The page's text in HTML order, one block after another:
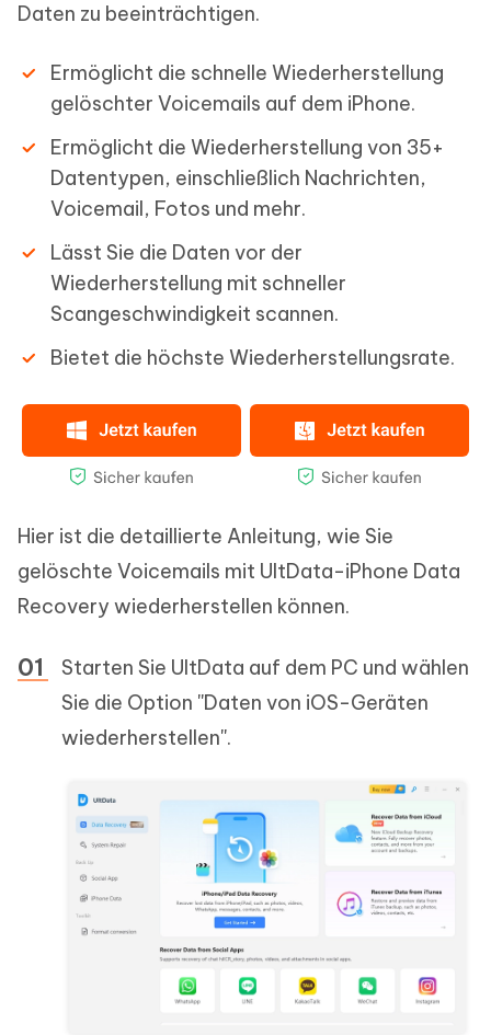
Daten zu beeinträchtigen.
Ermöglicht die schnelle Wiederherstellung
gelöschter Voicemails auf dem iPhone.
Ermöglicht die Wiederherstellung von 35+
Datentypen, einschließlich Nachrichten,
Voicemail, Fotos und mehr.
Lässt Sie die Daten vor der
Wiederherstellung mit schneller
Scangeschwindigkeit scannen.
Bietet die höchste Wiederherstellungsrate.
Hier ist die detaillierte Anleitung, wie Sie
gelöschte Voicemails mit UltData-iPhone Data
Recovery wiederherstellen können.
Starten Sie UltData auf dem PC und wählen
Sie die Option ''Daten von iOS-Geräten
wiederherstellen''.